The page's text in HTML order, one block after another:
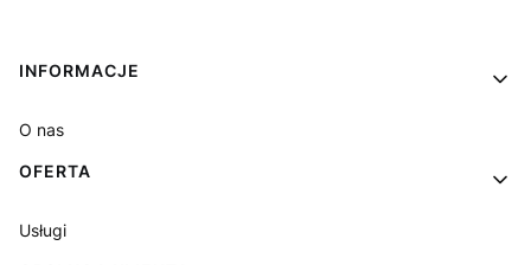
Linki w stopce
INFORMACJE
O nas
OFERTA
Usługi